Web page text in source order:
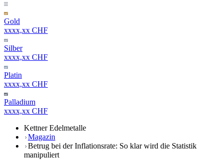
Gold
xxxx,xx CHF
Silber
xxxx,xx CHF
Platin
xxxx,xx CHF
Palladium
xxxx,xx CHF
Kettner Edelmetalle
Magazin
Betrug bei der Inflationsrate: So klar wird die Statistik
manipuliert